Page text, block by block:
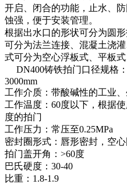
开启、闭合的功能，止水、
蚀强，便于安装管理。
根据出水口的形状可分为圆
可分为法兰连接、混凝土浇
式可分为空心浮板式、平板式
DN400铸铁拍门口径规格：
3000mm
工作介质：带酸碱性的工业
工作温度：60度以下，根据
度的拍门
工作压力：常压至0.25MPa
密封圈形式：唇形密封，空
拍门盖开角：>60度
巴氏硬度：30-40
比重：1.8-1.9